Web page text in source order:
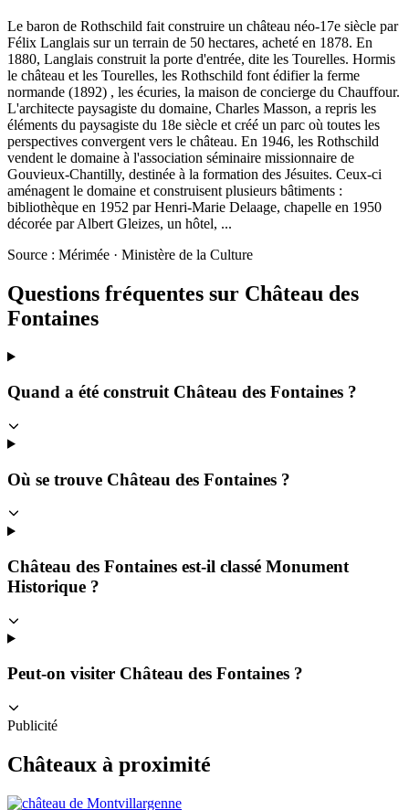
Le baron de Rothschild fait construire un château néo-17e siècle par
Félix Langlais sur un terrain de 50 hectares, acheté en 1878. En
1880, Langlais construit la porte d'entrée, dite les Tourelles. Hormis
le château et les Tourelles, les Rothschild font édifier la ferme
normande (1892) , les écuries, la maison de concierge du Chauffour.
L'architecte paysagiste du domaine, Charles Masson, a repris les
éléments du paysagiste du 18e siècle et créé un parc où toutes les
perspectives convergent vers le château. En 1946, les Rothschild
vendent le domaine à l'association séminaire missionnaire de
Gouvieux-Chantilly, destinée à la formation des Jésuites. Ceux-ci
aménagent le domaine et construisent plusieurs bâtiments :
bibliothèque en 1952 par Henri-Marie Delaage, chapelle en 1950
décorée par Albert Gleizes, un hôtel, ...
Source : Mérimée · Ministère de la Culture
Questions fréquentes sur Château des
Fontaines
Quand a été construit Château des Fontaines ?
Où se trouve Château des Fontaines ?
Château des Fontaines est-il classé Monument
Historique ?
Peut-on visiter Château des Fontaines ?
Publicité
Châteaux à proximité